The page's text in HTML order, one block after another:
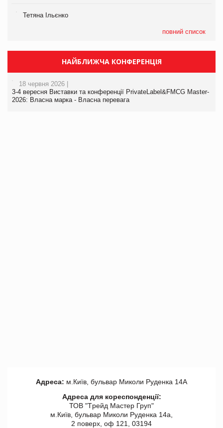
Тетяна Ільєнко
повний список
НАЙБЛИЖЧА КОНФЕРЕНЦІЯ
18 червня 2026 |
3-4 вересня Виставки та конференції PrivateLabel&FMCG Master-
2026: Власна марка - Власна перевага
Адреса: м.Київ, бульвар Миколи Руденка 14А
Адреса для кореспонденції:
ТОВ "Tрейд Мастер Груп"
м.Київ, бульвар Миколи Руденка 14а,
2 поверх, оф 121, 03194